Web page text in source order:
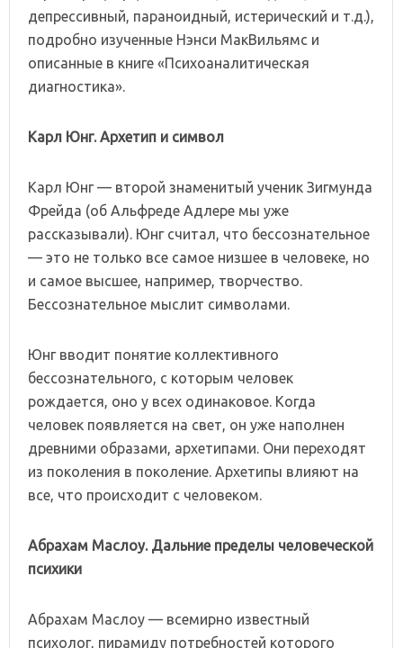
депрессивный, параноидный, истерический и т.д.),
подробно изученные Нэнси МакВильямс и
описанные в книге «Психоаналитическая
диагностика».
Карл Юнг. Архетип и символ
Карл Юнг — второй знаменитый ученик Зигмунда
Фрейда (об Альфреде Адлере мы уже
рассказывали). Юнг считал, что бессознательное
— это не только все самое низшее в человеке, но
и самое высшее, например, творчество.
Бессознательное мыслит символами.
Юнг вводит понятие коллективного
бессознательного, с которым человек
рождается, оно у всех одинаковое. Когда
человек появляется на свет, он уже наполнен
древними образами, архетипами. Они переходят
из поколения в поколение. Архетипы влияют на
все, что происходит с человеком.
Абрахам Маслоу. Дальние пределы человеческой
психики
Абрахам Маслоу — всемирно известный
психолог, пирамиду потребностей которого